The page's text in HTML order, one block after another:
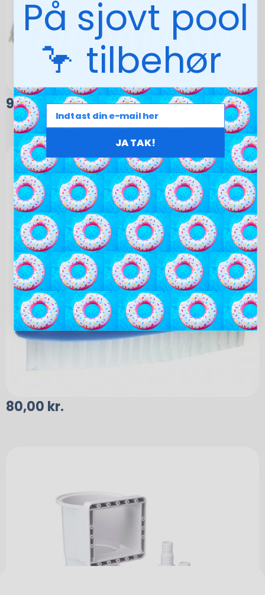
95,00kr.
80,00 kr.
På sjovt pool
🦩 tilbehør
JA TAK!